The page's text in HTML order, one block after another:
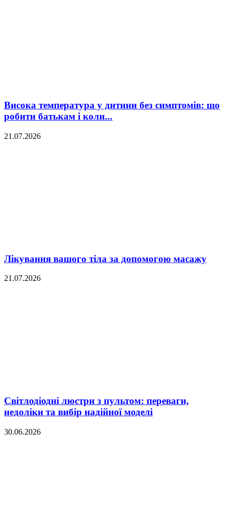
Висока температура у дитини без симптомів: що
робити батькам і коли...
21.07.2026
Лікування вашого тіла за допомогою масажу
21.07.2026
Світлодіодні люстри з пультом: переваги,
недоліки та вибір надійної моделі
30.06.2026